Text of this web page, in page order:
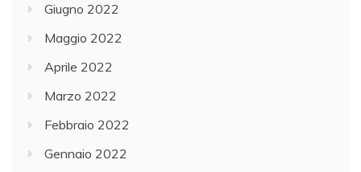
Giugno 2022
Maggio 2022
Aprile 2022
Marzo 2022
Febbraio 2022
Gennaio 2022